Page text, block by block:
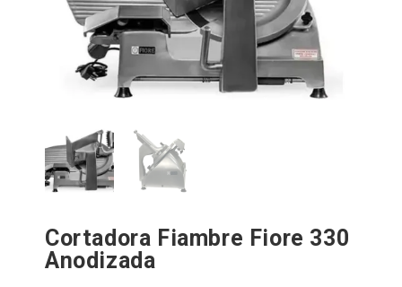
Cortadora Fiambre Fiore 330
Anodizada